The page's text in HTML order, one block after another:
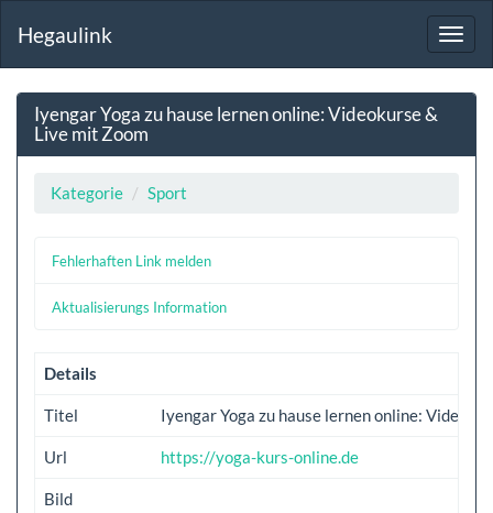
Hegaulink
Iyengar Yoga zu hause lernen online: Videokurse &
Live mit Zoom
Kategorie Sport
Fehlerhaften Link melden
Aktualisierungs Information
Details
Titel Iyengar Yoga zu hause lernen online:
Url https://yoga-kurs-online.de
Bild